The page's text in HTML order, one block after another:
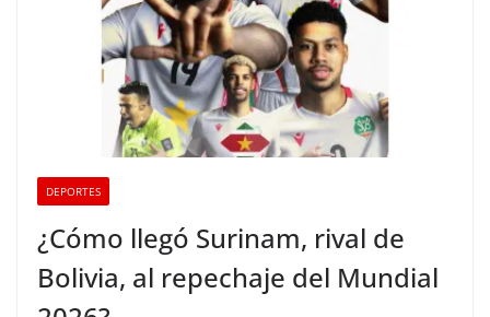
DEPORTES
¿Cómo llegó Surinam, rival de
Bolivia, al repechaje del Mundial